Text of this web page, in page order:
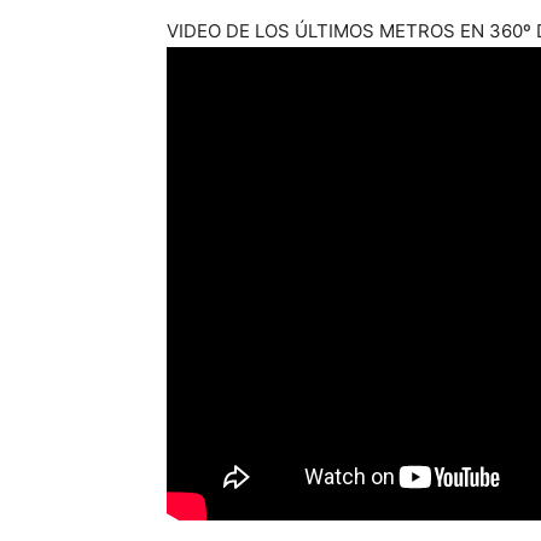
VIDEO DE LOS ÚLTIMOS METROS EN 360º